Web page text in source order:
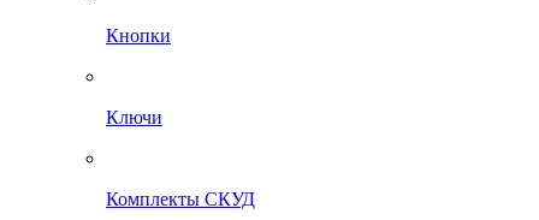
Кнопки
Ключи
Комплекты СКУД